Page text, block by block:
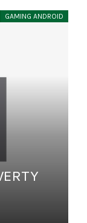
GAMING ANDROID